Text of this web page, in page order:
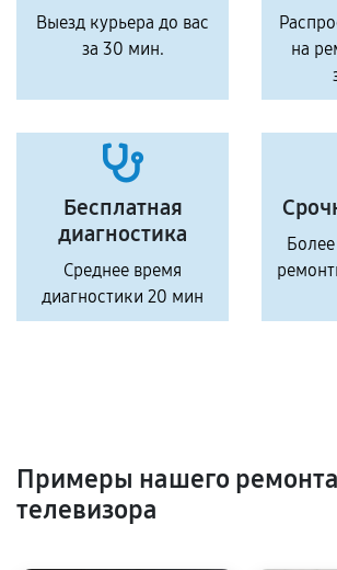
Выезд курьера до вас
за 30 мин.
на
Бесплатная
диагностика
Среднее время
диагностики 20 мин
Примеры нашего ремонта
телевизора